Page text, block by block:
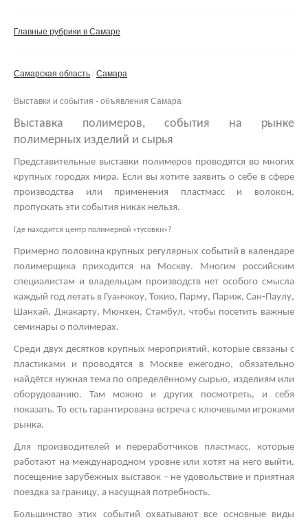
Частные
Применить Сбросить фильтр
Главные рубрики в Самаре
Самарская область Самара
Выставки и события - объявления Самара
Выставка полимеров, события на рынке
полимерных изделий и сырья
Представительные выставки полимеров проводятся во многих
крупных городах мира. Если вы хотите заявить о себе в сфере
производства или применения пластмасс и волокон,
пропускать эти события никак нельзя.
Где находится центр полимерной «тусовки»?
Примерно половина крупных регулярных событий в календаре
полимерщика приходится на Москву. Многим российским
специалистам и владельцам производств нет особого смысла
каждый год летать в Гуанчжоу, Токио, Парму, Париж, Сан-Паулу,
Шанхай, Джакарту, Мюнхен, Стамбул, чтобы посетить важные
семинары о полимерах.
Среди двух десятков крупных мероприятий, которые связаны с
пластиками и проводятся в Москве ежегодно, обязательно
найдётся нужная тема по определённому сырью, изделиям или
оборудованию. Там можно и других посмотреть, и себя
показать. То есть гарантирована встреча с ключевыми игроками
рынка.
Для производителей и переработчиков пластмасс, которые
работают на международном уровне или хотят на него выйти,
посещение зарубежных выставок – не удовольствие и приятная
поездка за границу, а насущная потребность.
Большинство этих событий охватывают все основные виды